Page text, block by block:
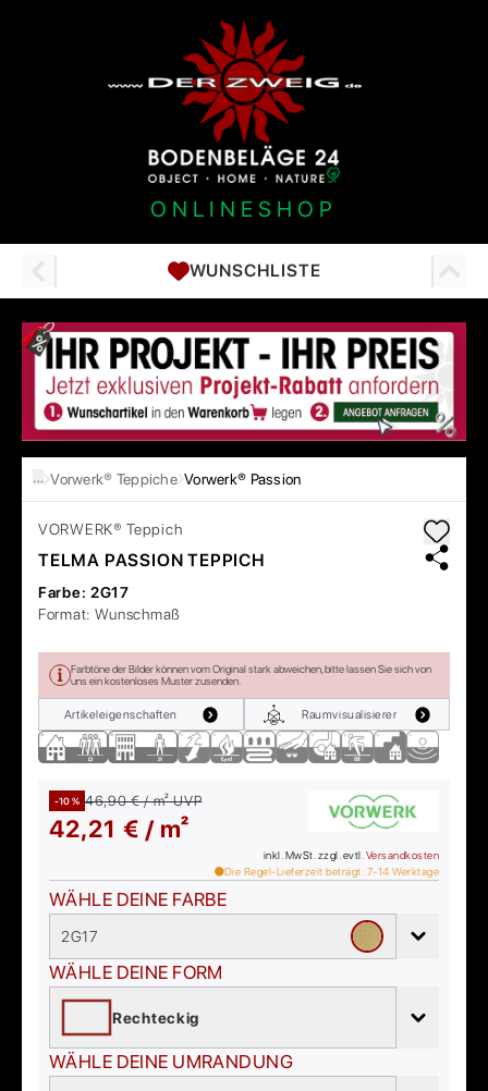
ONLINESHOP
WUNSCHLISTE
… Vorwerk® Teppiche Vorwerk® Passion
VORWERK® Teppich
TELMA PASSION TEPPICH
Farbe: 2G17
Format: Wunschmaß
Farbtöne der Bilder können vom Original stark abweichen, bitte lassen Sie sich von
uns ein kostenloses Muster zusenden.
Artikeleigenschaften Raumvisualisierer
-10 % 46,90 € / m²UVP
42,21 € / m²
inkl. MwSt. zzgl. evtl. Versandkosten
Die Regel-Lieferzeit beträgt: 7-14 Werktage
WÄHLE DEINE FARBE
2G17
WÄHLE DEINE FORM
Rechteckig
WÄHLE DEINE UMRANDUNG